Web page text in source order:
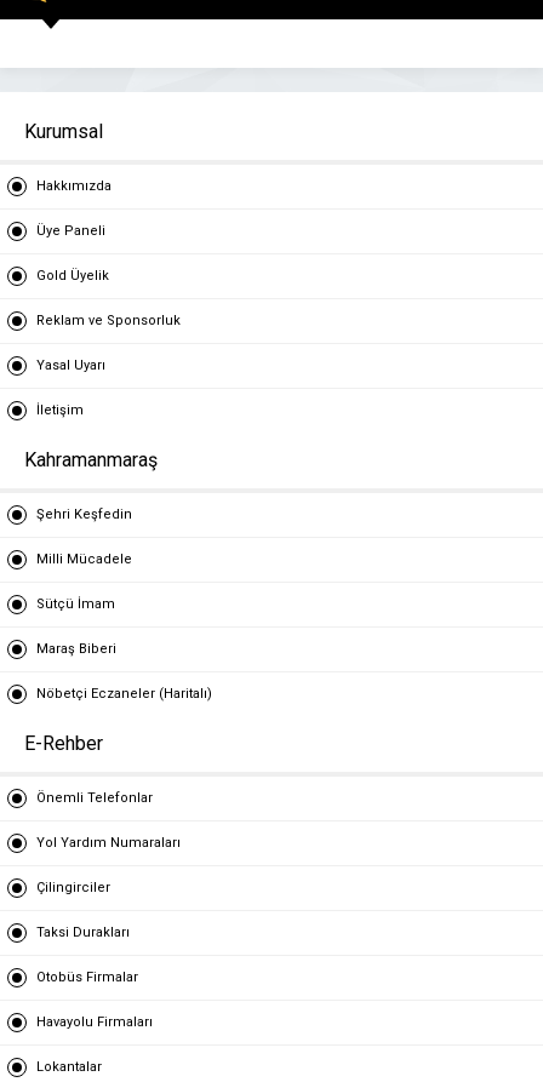
Kurumsal
Hakkımızda
Üye Paneli
Gold Üyelik
Reklam ve Sponsorluk
Yasal Uyarı
İletişim
Kahramanmaraş
Şehri Keşfedin
Milli Mücadele
Sütçü İmam
Maraş Biberi
Nöbetçi Eczaneler (Haritalı)
E-Rehber
Önemli Telefonlar
Yol Yardım Numaraları
Çilingirciler
Taksi Durakları
Otobüs Firmalar
Havayolu Firmaları
Lokantalar